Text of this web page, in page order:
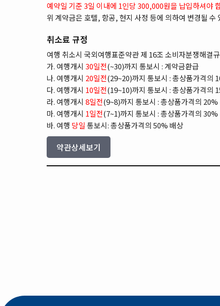
예약일 기준 3일 이내에 1인당 300,000원을 납입하셔야
위 계약금은 호텔, 항공, 현지 사정 등에 의하여 변경될
취소료 규정
여행 취소시 국외여행표준약관 제 16조 소비자분쟁해결
가. 여행개시 30일전(~30)까지 통보시 : 계약금환급
나. 여행개시 20일전(29~20)까지 통보시 : 총상품가격의
다. 여행개시 10일전(19~10)까지 통보시 : 총상품가격의
라. 여행개시 8일전(9~8)까지 통보시 : 총상품가격의 20%
마. 여행개시 1일전(7~1)까지 통보시 : 총상품가격의 30%
바. 여행 당일 통보시: 총상품가격의 50% 배상
약관상세보기